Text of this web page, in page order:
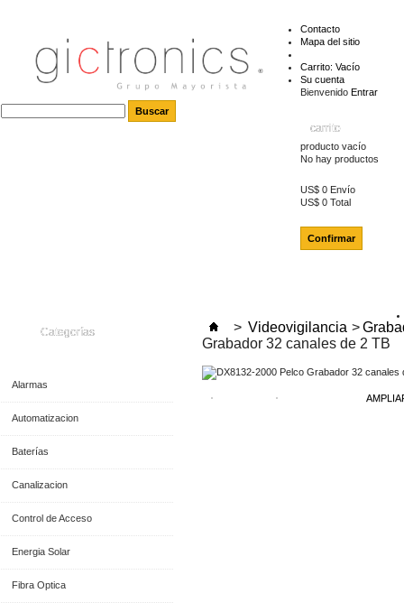
Contacto
Mapa del sitio
Carrito: Vacío
Su cuenta
Bienvenido Entrar
carrito
producto vacío
No hay productos
US$ 0 Envío
US$ 0 Total
Confirmar
Categorías
Alarmas
Automatizacion
Baterías
Canalizacion
Control de Acceso
Energia Solar
Fibra Optica
> Videovigilancia >
Grabador 32 canales de 2 TB